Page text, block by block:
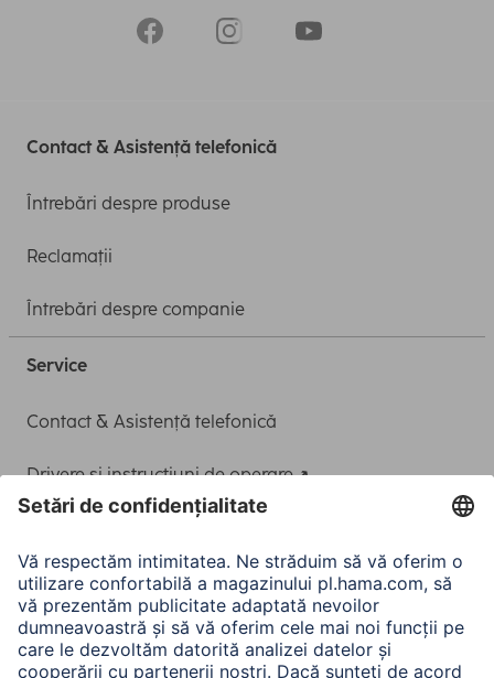
Contact & Asistență telefonică
Întrebări despre produse
Reclamații
Întrebări despre companie
Service
Contact & Asistență telefonică
Drivere și instrucțiuni de operare
A.N.P.C.
A.N.P.C. SAL